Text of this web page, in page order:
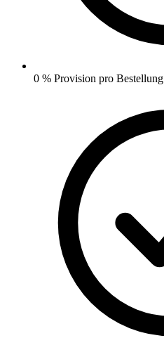
0 % Provision pro Bestellung